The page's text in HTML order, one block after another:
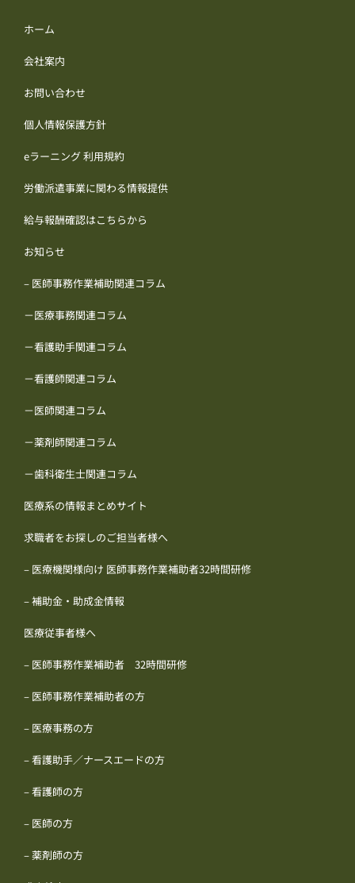
ホーム
会社案内
お問い合わせ
個人情報保護方針
eラーニング 利用規約
労働派遣事業に関わる情報提供
給与報酬確認はこちらから
お知らせ
– 医師事務作業補助関連コラム
－医療事務関連コラム
－看護助手関連コラム
－看護師関連コラム
－医師関連コラム
－薬剤師関連コラム
－歯科衛生士関連コラム
医療系の情報まとめサイト
求職者をお探しのご担当者様へ
– 医療機関様向け 医師事務作業補助者32時間研修
– 補助金・助成金情報
医療従事者様へ
– 医師事務作業補助者 32時間研修
– 医師事務作業補助者の方
– 医療事務の方
– 看護助手／ナースエードの方
– 看護師の方
– 医師の方
– 薬剤師の方